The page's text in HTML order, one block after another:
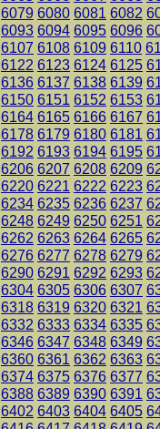
6079 6080 6081 6082
6093 6094 6095 6096
6107 6108 6109 6110
6122 6123 6124 6125
6136 6137 6138 6139
6150 6151 6152 6153
6164 6165 6166 6167
6178 6179 6180 6181
6192 6193 6194 6195
6206 6207 6208 6209
6220 6221 6222 6223
6234 6235 6236 6237
6248 6249 6250 6251
6262 6263 6264 6265
6276 6277 6278 6279
6290 6291 6292 6293
6304 6305 6306 6307
6318 6319 6320 6321
6332 6333 6334 6335
6346 6347 6348 6349
6360 6361 6362 6363
6374 6375 6376 6377
6388 6389 6390 6391
6402 6403 6404 6405